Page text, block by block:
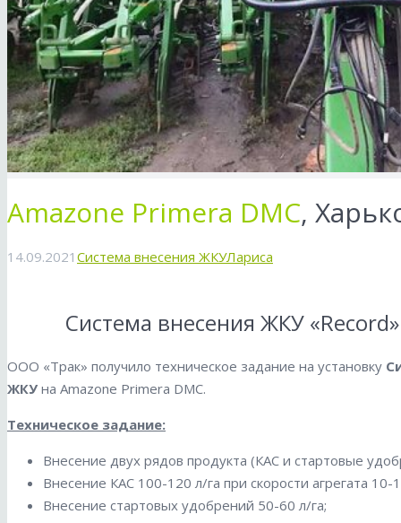
Amazone Primera DMC,
14.09.2021 Система внесения ЖКУЛариса
Система внесения ЖКУ
ООО «Трак» получило техническое задание на установку
ЖКУ на Amazone Primera DMC.
Техническое задание:
Внесение двух рядов продукта (КАС и стартовые
Внесение КАС 100-120 л/га при скорости агрегата 10-
Внесение стартовых удобрений 50-60 л/га;